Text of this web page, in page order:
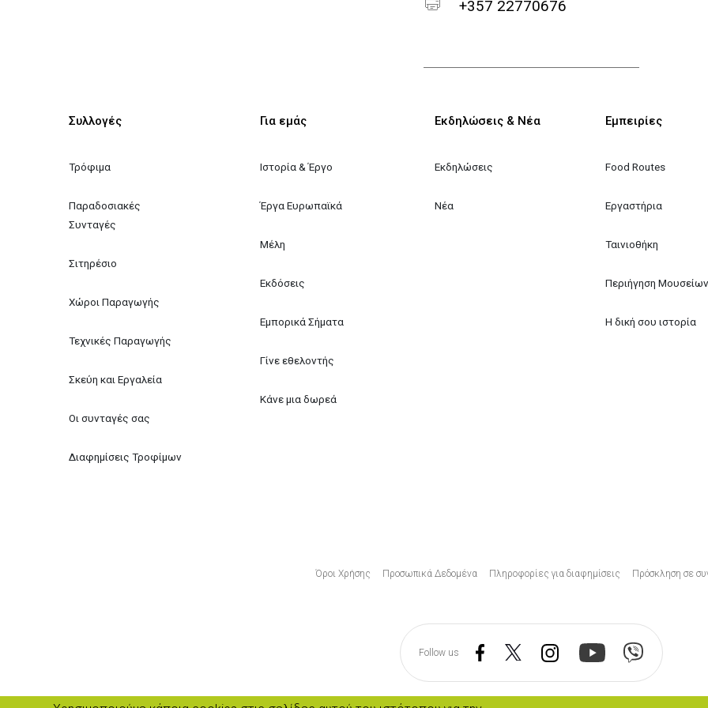
+357 22770676
Κεντρική πλοήγηση
Συλλογές
Τρόφιμα
Παραδοσιακές
Συνταγές
Σιτηρέσιο
Χώροι Παραγωγής
Τεχνικές Παραγωγής
Σκεύη και Εργαλεία
Οι συνταγές σας
Διαφημίσεις Τροφίμων
Για εμάς
Ιστορία & Έργο
Έργα Ευρωπαϊκά
Μέλη
Εκδόσεις
Εμπορικά Σήματα
Γίνε εθελοντής
Κάνε μια δωρεά
Εκδηλώσεις & Νέα
Εκδηλώσεις
Νέα
Εμπειρίες
Food Routes
Εργαστήρια
Ταινιοθήκη
Περιήγηση Μουσείων
Η δική σου ιστορία
Υποσέλιδο
Όροι Χρήσης Προσωπικά Δεδομένα Πληροφορίες για διαφημίσεις Πρόσκληση σε
Follow us